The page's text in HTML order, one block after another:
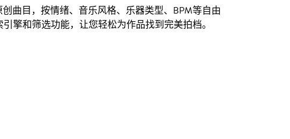
曲目，按情绪、音乐风格、乐器类型、BPM等自由
擎和筛选功能，让您轻松为作品找到完美拍档。